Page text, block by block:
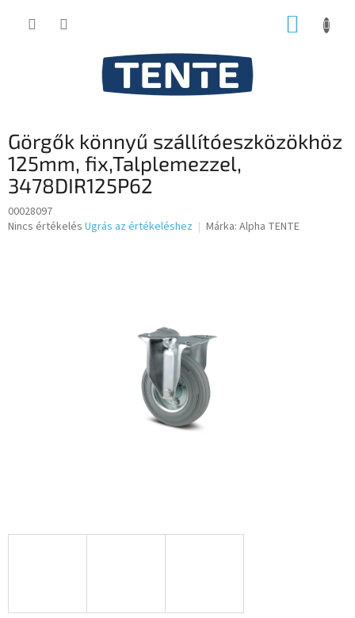
KOSÁR
Görgők könnyű szállítóeszközökhöz
125mm, fix,Talplemezzel,
3478DIR125P62
00028097
A
Nincs értékelés Ugrás az értékeléshez Márka: Alpha TENTE